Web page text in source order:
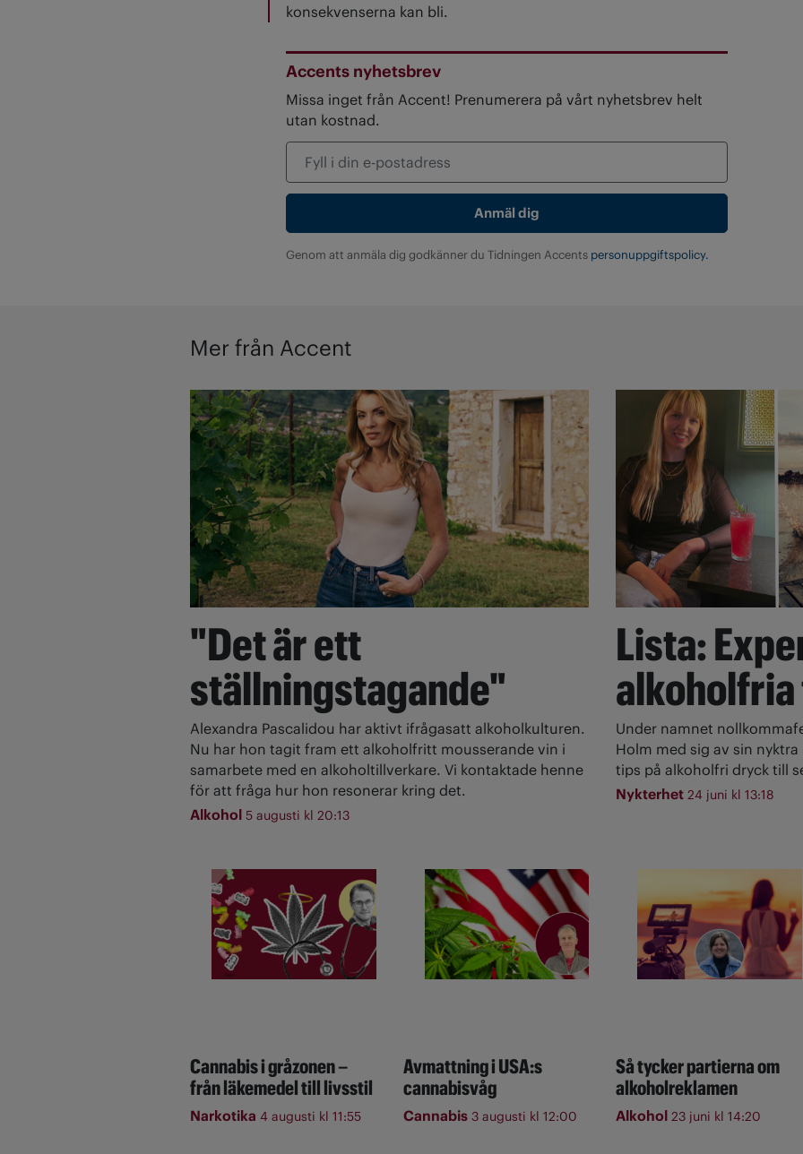
konsekvenserna kan bli.
Accents nyhetsbrev
Missa inget från Accent! Prenumerera på vårt nyhetsbrev helt
utan kostnad.
Genom att anmäla dig godkänner du Tidningen Accents personuppgiftspolicy.
Mer från Accent
"Det är ett
ställningstagande"
Alexandra Pascalidou har aktivt ifrågasatt alkoholkulturen.
Nu har hon tagit fram ett alkoholfritt mousserande vin i
samarbete med en alkoholtillverkare. Vi kontaktade henne
för att fråga hur hon resonerar kring det.
Alkohol 5 augusti kl 20:13
Cannabis i gråzonen –
från läkemedel till livsstil
Narkotika 4 augusti kl 11:55
Avmattning i USA:s
cannabisvåg
Cannabis 3 augusti kl 12:00
Lista:
Under namnet
Holm med sig av sin
tips på alkoholfri dryck till
Nykterhet 24 juni kl 13:18
Så tycker partierna om
alkoholreklamen
Alkohol 23 juni kl 14:20